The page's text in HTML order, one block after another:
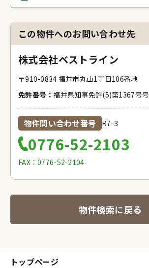
この物件へのお問い合わせ先
株式会社ベストライン
〒910-0834 福井市丸山1丁目106番地
免許番号：福井県知事免許(5)第1367号号
物件問い合わせ番号 R7-3
0776-52-2103
FAX：0776-52-2104
物件検索に戻る
トップページ